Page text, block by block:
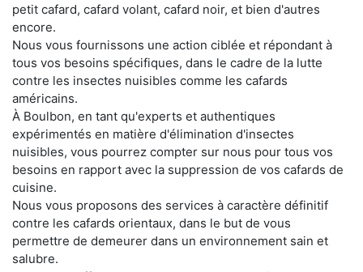
petit cafard, cafard volant, cafard noir, et bien d'autres
encore.
Nous vous fournissons une action ciblée et répondant à
tous vos besoins spécifiques, dans le cadre de la lutte
contre les insectes nuisibles comme les cafards
américains.
À Boulbon, en tant qu'experts et authentiques
expérimentés en matière d'élimination d'insectes
nuisibles, vous pourrez compter sur nous pour tous vos
besoins en rapport avec la suppression de vos cafards de
cuisine.
Nous vous proposons des services à caractère définitif
contre les cafards orientaux, dans le but de vous
permettre de demeurer dans un environnement sain et
salubre.